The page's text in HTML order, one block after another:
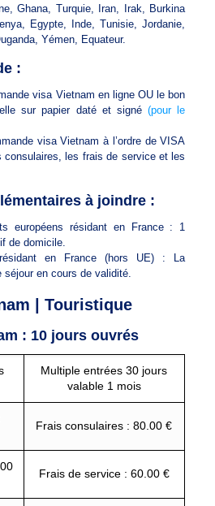
Ghana, Turquie, Iran, Irak, Burkina
Egypte, Inde, Tunisie, Jordanie,
Yémen, Equateur.
:
visa Vietnam en ligne OU le bon
sur papier daté et signé(pour le
visa Vietnam à l’ordre de VISA
consulaires, les frais de service et les
à joindre :
européens résidant en France : 1
de domicile.
en France (hors UE) : La
en cours de validité.
| Touristique
: 10 jours ouvrés
Multiple entrées 30 jours
valable 1 mois
Frais consulaires : 80.00 €
Frais de service : 60.00 €